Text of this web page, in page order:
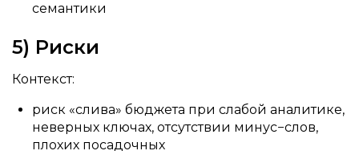
семантики
5) Риски
Контекст:
риск «слива» бюджета при слабой аналитике,
неверных ключах, отсутствии минус−слов,
плохих посадочных